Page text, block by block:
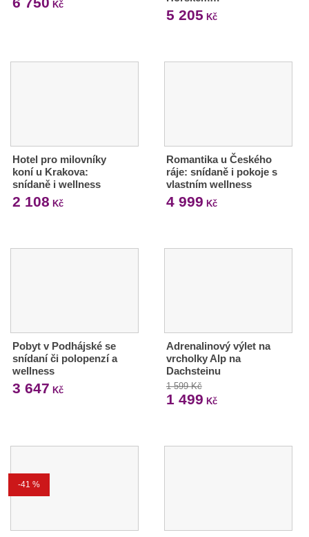
Kč
5 205 Kč
Hotel pro milovníky
koní u Krakova:
snídaně i wellness
2 108 Kč
Romantika u Českého
ráje: snídaně i pokoje s
vlastním wellness
4 999 Kč
Pobyt v Podhájské se
snídaní či polopenzí a
wellness
3 647 Kč
Adrenalinový výlet na
vrcholky Alp na
Dachsteinu
1 599 Kč
1 499 Kč
-41 %